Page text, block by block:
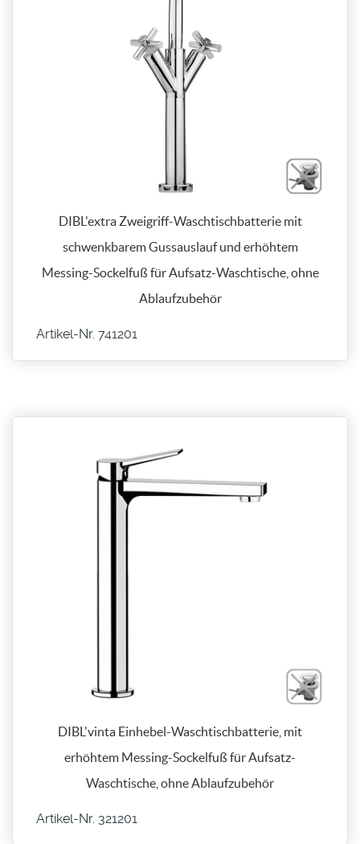
DIBL'extra Zweigriff-Waschtischbatterie mit
schwenkbarem Gussauslauf und erhöhtem
Messing-Sockelfuß für Aufsatz-Waschtische, ohne
Ablaufzubehör
Artikel-Nr. 741201
DIBL'vinta Einhebel-Waschtischbatterie, mit
erhöhtem Messing-Sockelfuß für Aufsatz-
Waschtische, ohne Ablaufzubehör
Artikel-Nr. 321201